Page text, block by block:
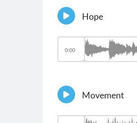
Hope
0:00
Movement